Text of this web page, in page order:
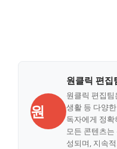
원
원클릭 편집
원클릭 편집
생활 등 다양
독자에게 정
모든 콘텐츠
성되며, 지속